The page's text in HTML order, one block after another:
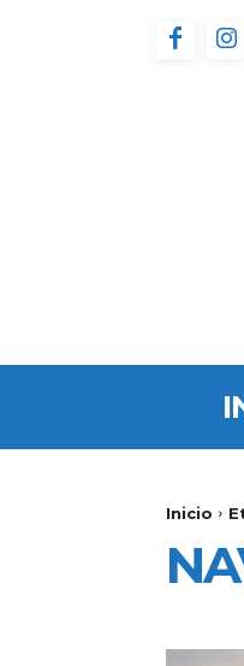
Inicio